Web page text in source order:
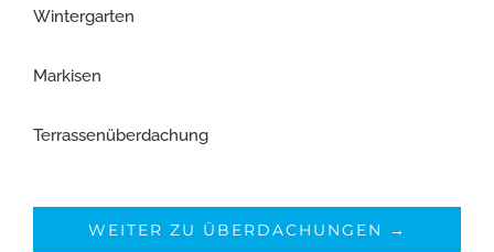
Wintergarten
Markisen
Terrassenüberdachung
WEITER ZU ÜBERDACHUNGEN →